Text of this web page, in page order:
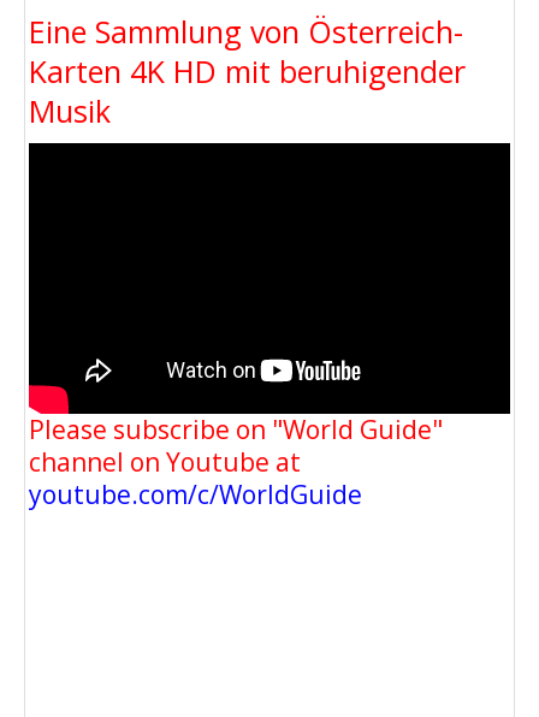
Eine Sammlung von Österreich-
Karten 4K HD mit beruhigender
Musik
Please subscribe on "World Guide"
channel on Youtube at
youtube.com/c/WorldGuide